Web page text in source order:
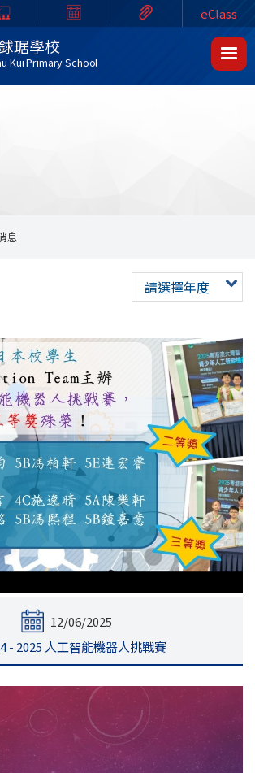
琚學校
Kui Primary School
eClass
息
請選擇年度
12/06/2025
- 2025 人工智能機器人挑戰賽